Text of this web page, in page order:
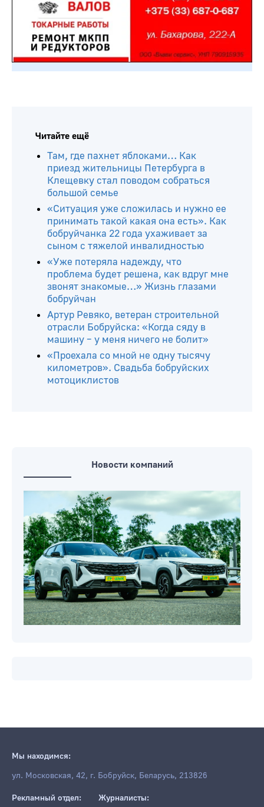
Читайте ещё
Там, где пахнет яблоками… Как
приезд жительницы Петербурга в
Клещевку стал поводом собраться
большой семье
«Ситуация уже сложилась и нужно ее
принимать такой какая она есть». Как
бобруйчанка 22 года ухаживает за
сыном с тяжелой инвалидностью
«Уже потеряла надежду, что
проблема будет решена, как вдруг мне
звонят знакомые…» Жизнь глазами
бобруйчан
Артур Ревяко, ветеран строительной
отрасли Бобруйска: «Когда сяду в
машину – у меня ничего не болит»
«Проехала со мной не одну тысячу
километров». Свадьба бобруйских
мотоциклистов
Новости компаний
Мы находимся:
ул. Московская, 42, г. Бобруйск, Беларусь, 213826
Рекламный отдел: Журналисты: